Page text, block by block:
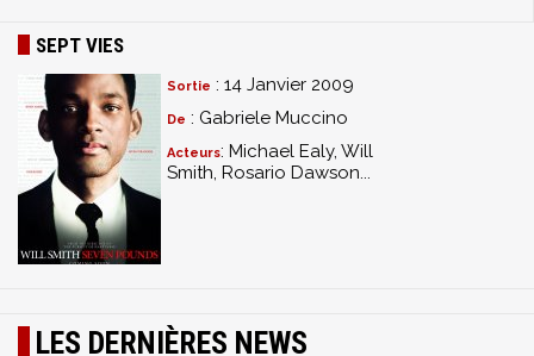
- La passion d'Emily : l'art de la presse écrite
- Scènes coupées
- Films-annonce
SEPT VIES
Sortie : 14 Janvier 2009
De : Gabriele Muccino
Acteurs: Michael Ealy, Will
Smith, Rosario Dawson...
LES DERNIÈRES NEWS